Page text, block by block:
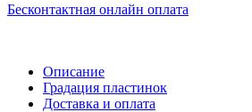
Бесконтактная онлайн оплата
Описание
Градация пластинок
Доставка и оплата